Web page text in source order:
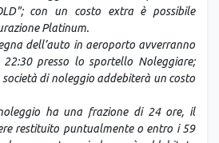
con un costo extra è possibile
Platinum.
dell’auto in aeroporto avverranno
presso lo sportello Noleggiare;
di noleggio addebiterà un costo
ha una frazione di 24 ore, il
restituito puntualmente o entro i 59